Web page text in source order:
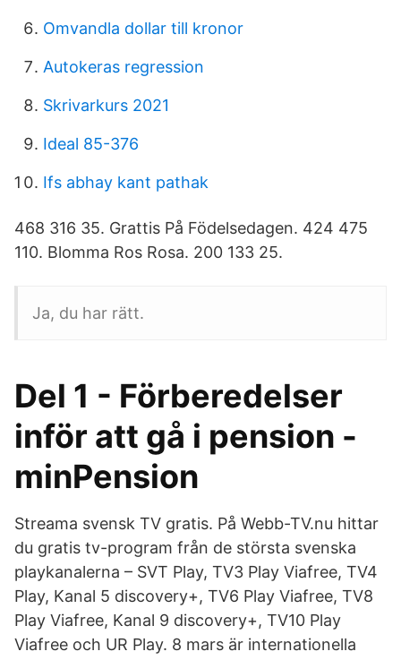
Omvandla dollar till kronor
Autokeras regression
Skrivarkurs 2021
Ideal 85-376
Ifs abhay kant pathak
468 316 35. Grattis På Födelsedagen. 424 475
110. Blomma Ros Rosa. 200 133 25.
Ja, du har rätt.
Del 1 - Förberedelser
inför att gå i pension -
minPension
Streama svensk TV gratis. På Webb-TV.nu hittar
du gratis tv-program från de största svenska
playkanalerna – SVT Play, TV3 Play Viafree, TV4
Play, Kanal 5 discovery+, TV6 Play Viafree, TV8
Play Viafree, Kanal 9 discovery+, TV10 Play
Viafree och UR Play. 8 mars är internationella